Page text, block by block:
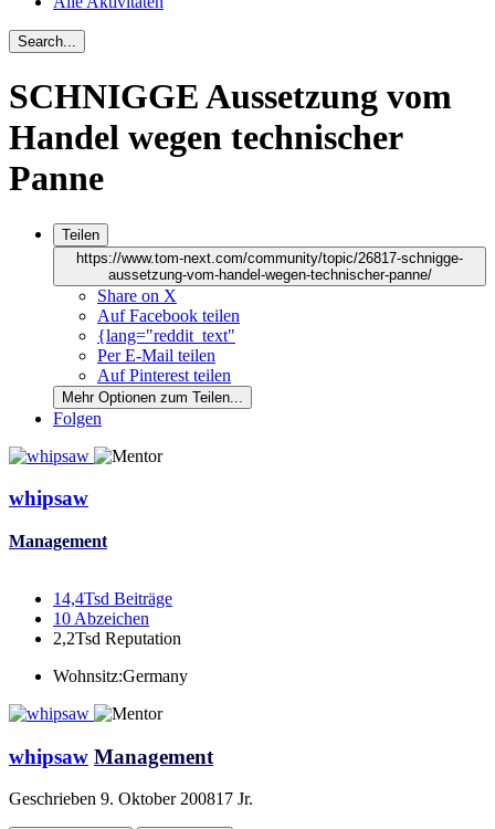
Search...
SCHNIGGE Aussetzung vom
Handel wegen technischer
Panne
Teilen
https://www.tom-next.com/community/topic/26817-schnigge-
aussetzung-vom-handel-wegen-technischer-panne/
Share on X
Auf Facebook teilen
{lang="reddit_text"
Per E-Mail teilen
Auf Pinterest teilen
Mehr Optionen zum Teilen...
Folgen
whipsaw
Management
14,4Tsd Beiträge
10 Abzeichen
2,2Tsd Reputation
Wohnsitz:Germany
whipsaw Management
Geschrieben 9. Oktober 200817 Jr.